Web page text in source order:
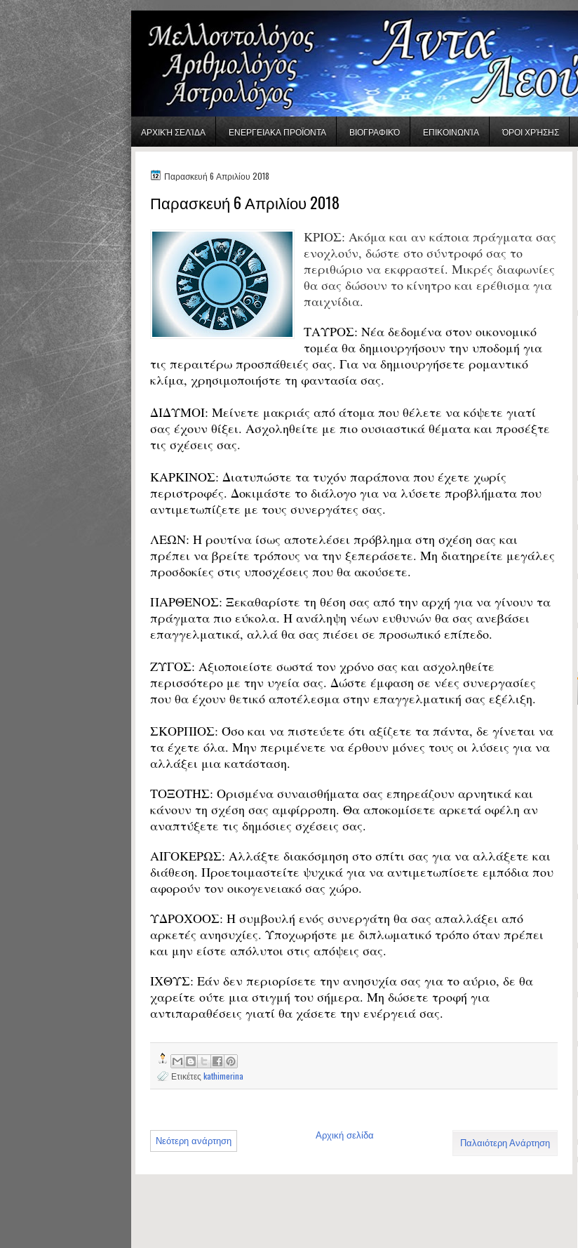
ΑΡΧΙΚΉ ΣΕΛΊΔΑ ΕΝΕΡΓΕΙΑΚΑ ΠΡΟΪΟΝΤΑ ΒΙΟΓΡΑΦΙΚΌ ΕΠΙΚΟΙΝΩΝΊΑ ΌΡΟΙ ΧΡΉΣΗΣ
Παρασκευή 6 Απριλίου 2018
Παρασκευή 6 Απριλίου 2018
ΚΡΙΟΣ: Ακόμα και αν κάποια πράγματα σας
ενοχλούν, δώστε στο σύντροφό σας το
περιθώριο να εκφραστεί. Μικρές διαφωνίες
θα σας δώσουν το κίνητρο και ερέθισμα για
παιχνίδια.
ΤΑΥΡΟΣ: Νέα δεδομένα στον οικονομικό
τομέα θα δημιουργήσουν την υποδομή για
τις περαιτέρω προσπάθειές σας. Για να δημιουργήσετε ρομαντικό
κλίμα, χρησιμοποιήστε τη φαντασία σας.
ΔΙΔΥΜΟΙ: Μείνετε μακριάς από άτομα που θέλετε να κόψετε γιατί
σας έχουν θίξει. Ασχοληθείτε με πιο ουσιαστικά θέματα και προσέξτε
τις σχέσεις σας.
ΚΑΡΚΙΝΟΣ: Διατυπώστε τα τυχόν παράπονα που έχετε χωρίς
περιστροφές. Δοκιμάστε το διάλογο για να λύσετε προβλήματα που
αντιμετωπίζετε με τους συνεργάτες σας.
ΛΕΩΝ: Η ρουτίνα ίσως αποτελέσει πρόβλημα στη σχέση σας και
πρέπει να βρείτε τρόπους να την ξεπεράσετε. Μη διατηρείτε μεγάλες
προσδοκίες στις υποσχέσεις που θα ακούσετε.
ΠΑΡΘΕΝΟΣ: Ξεκαθαρίστε τη θέση σας από την αρχή για να γίνουν τα
πράγματα πιο εύκολα. Η ανάληψη νέων ευθυνών θα σας ανεβάσει
επαγγελματικά, αλλά θα σας πιέσει σε προσωπικό επίπεδο.
ΖΥΓΟΣ: Αξιοποιείστε σωστά τον χρόνο σας και ασχοληθείτε
περισσότερο με την υγεία σας. Δώστε έμφαση σε νέες συνεργασίες
που θα έχουν θετικό αποτέλεσμα στην επαγγελματική σας εξέλιξη.
ΣΚΟΡΠΙΟΣ: Όσο και να πιστεύετε ότι αξίζετε τα πάντα, δε γίνεται να
τα έχετε όλα. Μην περιμένετε να έρθουν μόνες τους οι λύσεις για να
αλλάξει μια κατάσταση.
ΤΟΞΟΤΗΣ: Ορισμένα συναισθήματα σας επηρεάζουν αρνητικά και
κάνουν τη σχέση σας αμφίρροπη. Θα αποκομίσετε αρκετά οφέλη αν
αναπτύξετε τις δημόσιες σχέσεις σας.
ΑΙΓΟΚΕΡΩΣ: Αλλάξτε διακόσμηση στο σπίτι σας για να αλλάξετε και
διάθεση. Προετοιμαστείτε ψυχικά για να αντιμετωπίσετε εμπόδια που
αφορούν τον οικογενειακό σας χώρο.
ΥΔΡΟΧΟΟΣ: Η συμβουλή ενός συνεργάτη θα σας απαλλάξει από
αρκετές ανησυχίες. Υποχωρήστε με διπλωματικό τρόπο όταν πρέπει
και μην είστε απόλυτοι στις απόψεις σας.
ΙΧΘΥΣ: Εάν δεν περιορίσετε την ανησυχία σας για το αύριο, δε θα
χαρείτε ούτε μια στιγμή του σήμερα. Μη δώσετε τροφή για
αντιπαραθέσεις γιατί θα χάσετε την ενέργειά σας.
Ετικέτες kathimerina
Νεότερη ανάρτηση Παλαιότερη Ανάρτηση
Αρχική σελίδα